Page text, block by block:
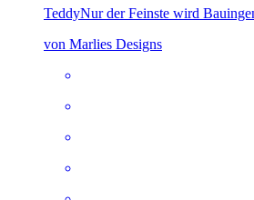
TeddyNur der Feinste wird
von Marlies Designs